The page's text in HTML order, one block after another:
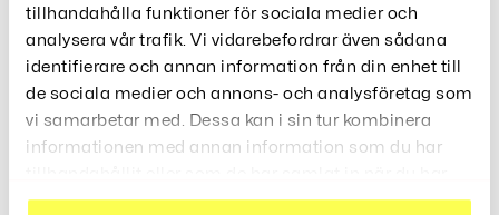
tillhandahålla funktioner för sociala medier och
analysera vår trafik. Vi vidarebefordrar även sådana
identifierare och annan information från din enhet till
de sociala medier och annons- och analysföretag som
vi samarbetar med. Dessa kan i sin tur kombinera
informationen med annan information som du har
använt deras tjänster.
Relaterade Produkter